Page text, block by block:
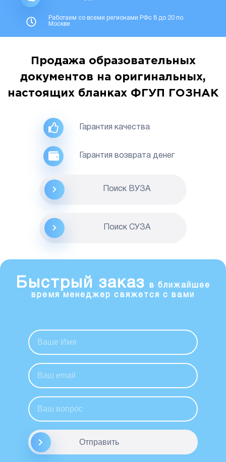
Работаем со всеми регионами РФс 8 до 20 по
Москве
Продажа образовательных
документов на оригинальных,
настоящих бланках ФГУП ГОЗНАК
Гарантия качества
Гарантия возврата денег
Поиск ВУЗА
Поиск CУЗА
Быстрый заказ
в ближайшее
время менеджер свяжется с вами
Отправить